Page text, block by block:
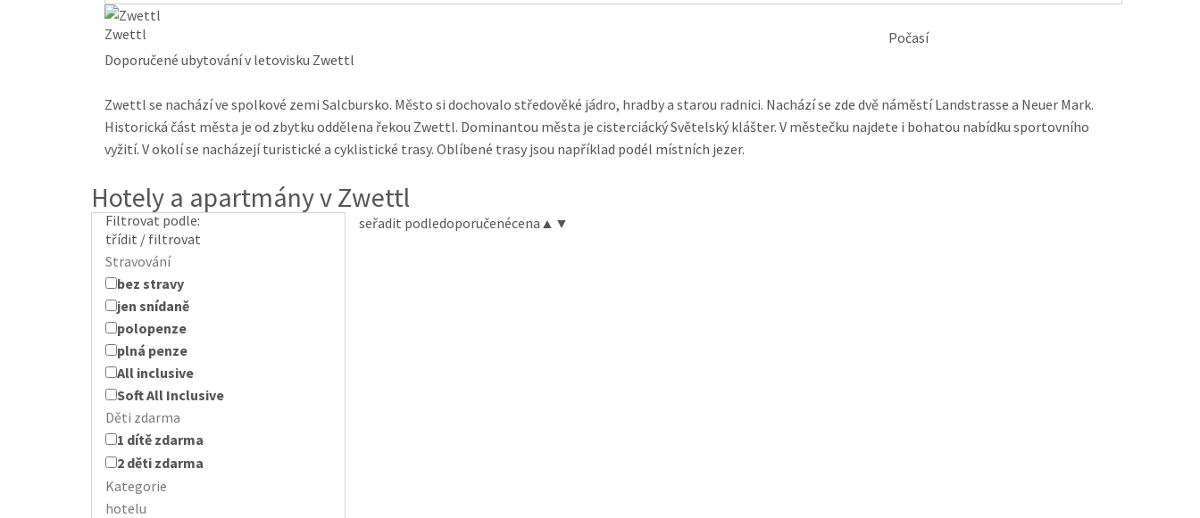
Zwettl
Počasí
Doporučené ubytování v letovisku Zwettl
Zwettl se nachází ve spolkové zemi Salcbursko. Město si dochovalo středověké jádro, hradby a starou radnici. Nachází se zde dvě náměstí Landstrasse a Neuer Mark.
Historická část města je od zbytku oddělena řekou Zwettl. Dominantou města je cisterciácký Světelský klášter. V městečku najdete i bohatou nabídku sportovního
vyžití. V okolí se nacházejí turistické a cyklistické trasy. Oblíbené trasy jsou například podél místních jezer.
Hotely a apartmány v Zwettl
Filtrovat podle:
třídit / filtrovat
Stravování
bez stravy
jen snídaně
polopenze
plná penze
All inclusive
Soft All Inclusive
Děti zdarma
1 dítě zdarma
2 děti zdarma
Kategorie
hotelu
seřadit podledoporučenécena ▲ ▼